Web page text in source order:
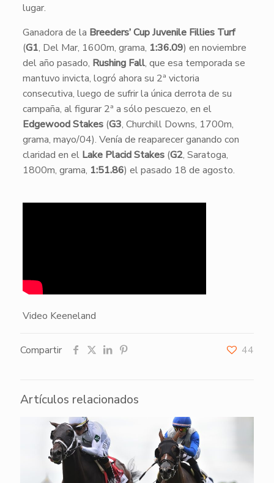
lugar.
Ganadora de la Breeders’ Cup Juvenile Fillies Turf
(G1, Del Mar, 1600m, grama, 1:36.09) en noviembre
del año pasado, Rushing Fall, que esa temporada se
mantuvo invicta, logró ahora su 2ª victoria
consecutiva, luego de sufrir la única derrota de su
campaña, al figurar 2ª a sólo pescuezo, en el
Edgewood Stakes(G3, Churchill Downs, 1700m,
grama, mayo/04). Venía de reaparecer ganando con
claridad en el Lake Placid Stakes(G2, Saratoga,
1800m, grama, 1:51.86) el pasado 18 de agosto.
Video Keeneland
Compartir 44
Artículos relacionados